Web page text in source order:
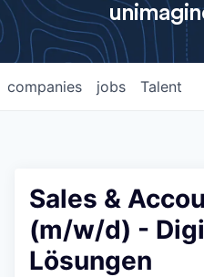
jobs
companies Talent
Sales &
(m/w/d) -
Lösungen